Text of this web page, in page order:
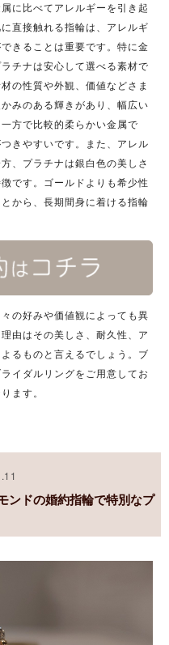
に比べてアレルギーを引き起
直接触れる指輪は、アレルギ
きることは重要です。特に金
チナは安心して選べる素材で
の性質や外観、価値などさま
みのある輝きがあり、幅広い
方で比較的柔らかい金属で
きやすいです。また、アレル
、プラチナは銀白色の美しさ
です。ゴールドよりも希少性
から、長期間身に着ける指輪
の好みや価値観によっても異
由はその美しさ、耐久性、ア
るものと言えるでしょう。ブ
イダルリングをご用意してお
ます。
ンドの婚約指輪で特別なプ